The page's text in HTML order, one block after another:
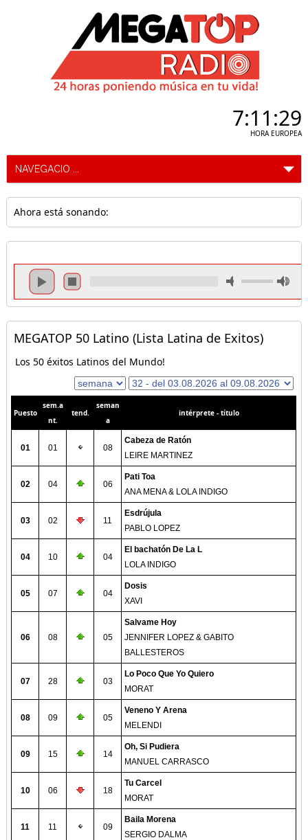
7:11:30
HORA EUROPEA
Ahora está sonando:
MEGATOP 50 Latino (Lista Latina de Exitos)
Los 50 éxitos Latinos del Mundo!
Puesto
sem.a
nt.
tend.
seman
a
intérprete - título
01 01 08
Cabeza de Ratón
LEIRE MARTINEZ
02 04 06
Pati Toa
ANA MENA & LOLA INDIGO
03 02 11
Esdrújula
PABLO LOPEZ
04 10 04
El bachatón De La L
LOLA INDIGO
05 07 04
Dosis
XAVI
06 08 05
Salvame Hoy
JENNIFER LOPEZ & GABITO
BALLESTEROS
07 28 03
Lo Poco Que Yo Quiero
MORAT
08 09 05
Veneno Y Arena
MELENDI
09 15 14
Oh, Si Pudiera
MANUEL CARRASCO
10 06 18
Tu Carcel
MORAT
11 11 09
Baila Morena
SERGIO DALMA